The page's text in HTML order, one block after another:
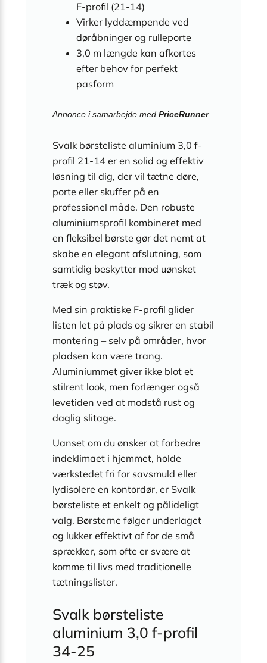
F-profil (21-14)
Virker lyddæmpende ved
døråbninger og rulleporte
3,0 m længde kan afkortes
efter behov for perfekt
pasform
Annonce i samarbejde med PriceRunner
Svalk børsteliste aluminium 3,0 f-
profil 21-14 er en solid og effektiv
løsning til dig, der vil tætne døre,
porte eller skuffer på en
professionel måde. Den robuste
aluminiumsprofil kombineret med
en fleksibel børste gør det nemt at
skabe en elegant afslutning, som
samtidig beskytter mod uønsket
træk og støv.
Med sin praktiske F-profil glider
listen let på plads og sikrer en stabil
montering – selv på områder, hvor
pladsen kan være trang.
Aluminiummet giver ikke blot et
stilrent look, men forlænger også
levetiden ved at modstå rust og
daglig slitage.
Uanset om du ønsker at forbedre
indeklimaet i hjemmet, holde
værkstedet fri for savsmuld eller
lydisolere en kontordør, er Svalk
børsteliste et enkelt og pålideligt
valg. Børsterne følger underlaget
og lukker effektivt af for de små
sprækker, som ofte er svære at
komme til livs med traditionelle
tætningslister.
Svalk børsteliste
aluminium 3,0 f-profil
34-25